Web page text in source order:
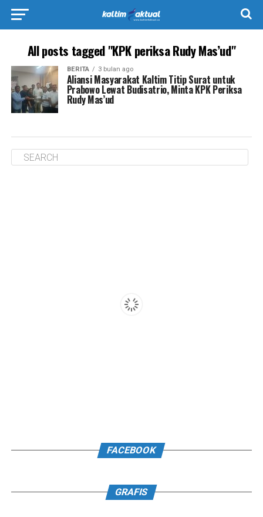
All posts tagged "KPK periksa Rudy Mas’ud"
BERITA 3 bulan ago
Aliansi Masyarakat Kaltim Titip Surat untuk
Prabowo Lewat Budisatrio, Minta KPK Periksa
Rudy Mas’ud
FACEBOOK
GRAFIS